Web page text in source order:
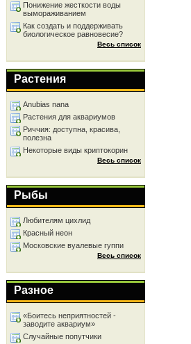
Понижение жесткоcти воды
вымораживанием
Как создать и поддерживать
биологическое равновесие?
Весь список
Растения
Anubias nana
Растения для аквариумов
Риччия: доступна, красива,
полезна
Некоторые виды криптокорин
Весь список
Рыбы
Любителям цихлид
Красный неон
Московские вуалевые гуппи
Весь список
Разное
«Боитесь неприятностей -
заводите аквариум»
Случайные попутчики